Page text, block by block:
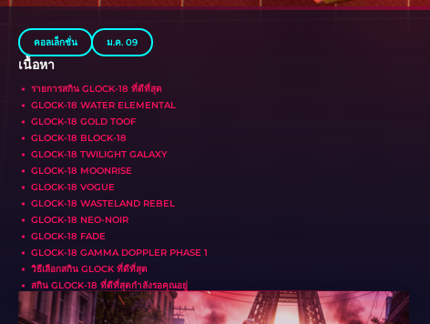
คอลเล็กชั่น ม.ค. 09
เนื้อหา
รายการสกิน GLOCK-18 ที่ดีที่สุด
GLOCK-18 WATER ELEMENTAL
GLOCK-18 GOLD TOOF
GLOCK-18 BLOCK-18
GLOCK-18 TWILIGHT GALAXY
GLOCK-18 MOONRISE
GLOCK-18 VOGUE
GLOCK-18 WASTELAND REBEL
GLOCK-18 NEO-NOIR
GLOCK-18 FADE
GLOCK-18 GAMMA DOPPLER PHASE 1
วิธีเลือกสกิน GLOCK ที่ดีที่สุด
สกิน GLOCK-18 ที่ดีที่สุดกำลังรอคุณอยู่